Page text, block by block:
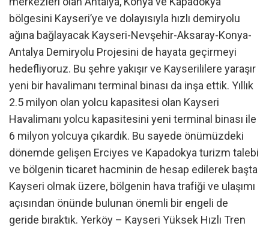
bölgesini Kayseri’ye ve dolayısıyla hızlı demiryolu
ağına bağlayacak Kayseri-Nevşehir-Aksaray-Konya-
Antalya Demiryolu Projesini de hayata geçirmeyi
hedefliyoruz. Bu şehre yakışır ve Kayserililere yaraşır
yeni bir havalimanı terminal binası da inşa ettik. Yıllık
2.5 milyon olan yolcu kapasitesi olan Kayseri
Havalimanı yolcu kapasitesini yeni terminal binası ile
6 milyon yolcuya çıkardık. Bu sayede önümüzdeki
dönemde gelişen Erciyes ve Kapadokya turizm talebi
ve bölgenin ticaret hacminin de hesap edilerek başta
Kayseri olmak üzere, bölgenin hava trafiği ve ulaşımı
açısından önünde bulunan önemli bir engeli de
geride bıraktık. Yerköy – Kayseri Yüksek Hızlı Tren